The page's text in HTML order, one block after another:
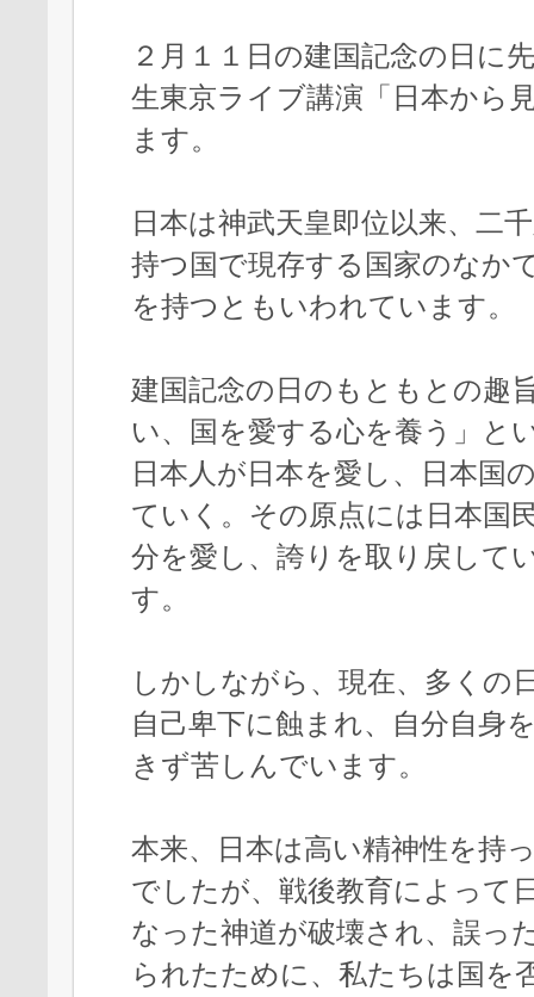
２月１１日の建国記念の日に
生東京ライブ講演「日本から
ます。
日本は神武天皇即位以来、二
持つ国で現存する国家のなか
を持つともいわれています。
建国記念の日のもともとの趣
い、国を愛する心を養う」と
日本人が日本を愛し、日本国
ていく。その原点には日本国
分を愛し、誇りを取り戻して
す。
しかしながら、現在、多くの
自己卑下に蝕まれ、自分自身
きず苦しんでいます。
本来、日本は高い精神性を持
でしたが、戦後教育によって
なった神道が破壊され、誤っ
られたために、私たちは国を